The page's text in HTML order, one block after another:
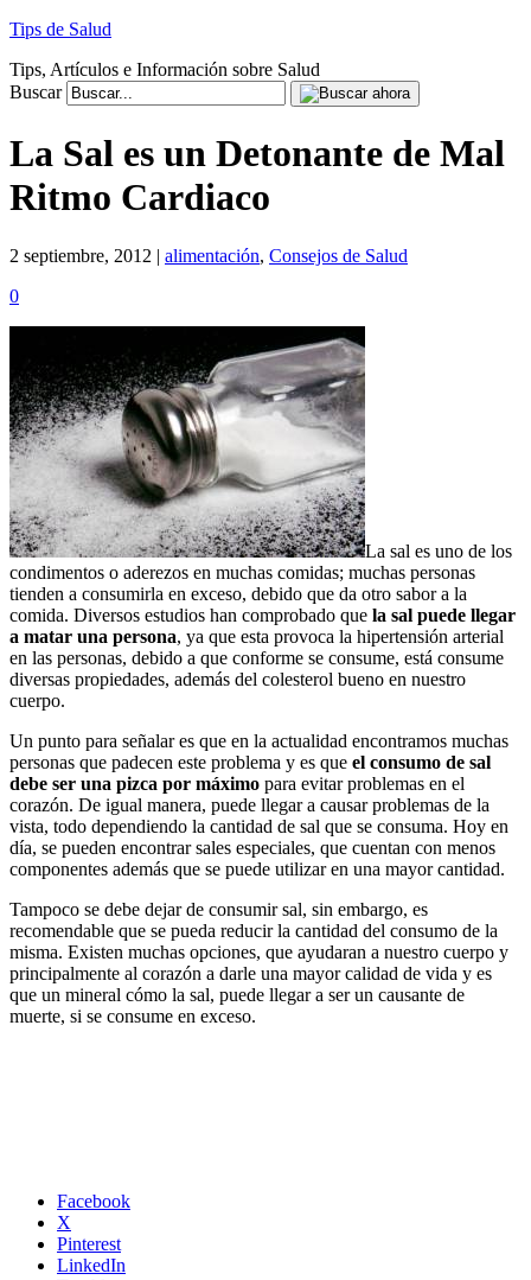
Tips de Salud
Tips, Artículos e Información sobre Salud
Buscar
La Sal es un Detonante de Mal
Ritmo Cardiaco
2 septiembre, 2012 | alimentación, Consejos de Salud
0
La sal es uno de los
condimentos o aderezos en muchas comidas; muchas personas
tienden a consumirla en exceso, debido que da otro sabor a la
comida. Diversos estudios han comprobado que la sal puede llegar
a matar una persona, ya que esta provoca la hipertensión arterial
en las personas, debido a que conforme se consume, está consume
diversas propiedades, además del colesterol bueno en nuestro
cuerpo.
Un punto para señalar es que en la actualidad encontramos muchas
personas que padecen este problema y es que el consumo de sal
debe ser una pizca por máximo para evitar problemas en el
corazón. De igual manera, puede llegar a causar problemas de la
vista, todo dependiendo la cantidad de sal que se consuma. Hoy en
día, se pueden encontrar sales especiales, que cuentan con menos
componentes además que se puede utilizar en una mayor cantidad.
Tampoco se debe dejar de consumir sal, sin embargo, es
recomendable que se pueda reducir la cantidad del consumo de la
misma. Existen muchas opciones, que ayudaran a nuestro cuerpo y
principalmente al corazón a darle una mayor calidad de vida y es
que un mineral cómo la sal, puede llegar a ser un causante de
muerte, si se consume en exceso.
Facebook
X
Pinterest
LinkedIn